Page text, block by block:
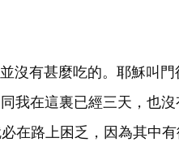
沒有甚麼吃的。耶穌叫門
我在這裏已經三天，也沒
在路上困乏，因為其中